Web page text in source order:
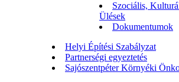
Szociális,
Ülések
Dokumentumok
Helyi Építési Szabályzat
Partnerségi egyeztetés
Sajószentpéter Környéki